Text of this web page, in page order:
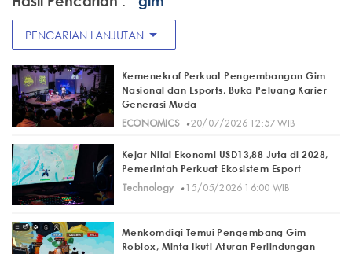
PENCARIAN LANJUTAN arrow_drop_down
Kemenekraf Perkuat Pengembangan Gim
Nasional dan Esports, Buka Peluang Karier
Generasi Muda
ECONOMICS· 20/07/2026 12:57 WIB
Kejar Nilai Ekonomi USD13,88 Juta di 2028,
Pemerintah Perkuat Ekosistem Esport
Technology
· 15/05/2026 16:00 WIB
Menkomdigi Temui Pengembang Gim
Roblox, Minta Ikuti Aturan Perlindungan